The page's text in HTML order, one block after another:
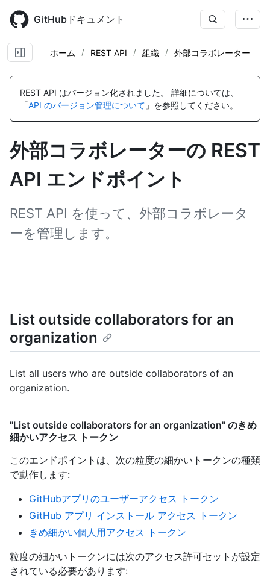
main
content
GitHubドキュメント
ホーム REST API 組織 外部コラボレーター
REST API はバージョン化されました。
詳細については、
「API のバージョン管理について 」を参照してください。
外部コラボレーターの REST
API エンドポイント
REST API を使って、外部コラボレータ
ーを管理します。
List outside collaborators for an
organization
List all users who are outside collaborators of an
organization.
"List outside collaborators for an organization" のきめ
細かいアクセス トークン
このエンドポイントは、次の粒度の細かいトークンの種類
で動作します:
GitHubアプリのユーザーアクセス トークン
GitHub アプリ インストール アクセス トークン
きめ細かい個人用アクセス トークン
粒度の細かいトークンには次のアクセス許可セットが設定
されている必要があります:
名
説
明
名
説
明
名
説
明
名
説
明
名
説
明
名
説
明
名
説
明
名
説
明